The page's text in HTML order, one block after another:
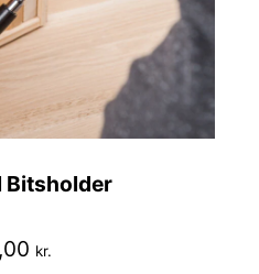
Bitsholder
kr.